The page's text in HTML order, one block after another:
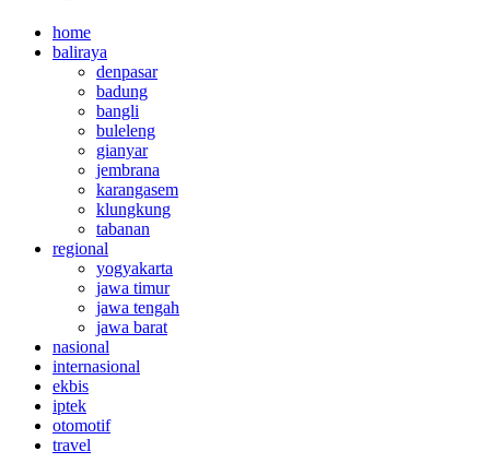
home
baliraya
denpasar
badung
bangli
buleleng
gianyar
jembrana
karangasem
klungkung
tabanan
regional
yogyakarta
jawa timur
jawa tengah
jawa barat
nasional
internasional
ekbis
iptek
otomotif
travel